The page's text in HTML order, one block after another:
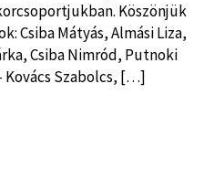
Köszönjük
Csiba Mátyás, Almási Liza,
Csiba Nimród, Putnoki
Kovács Szabolcs, […]